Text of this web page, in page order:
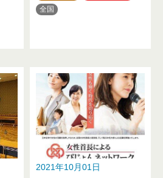
全国
2021年10月01日